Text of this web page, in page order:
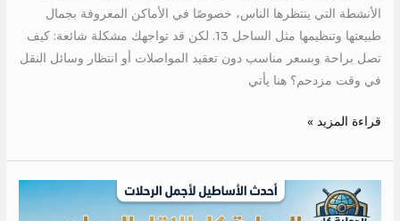
الأنشطة التي ينتظرها الناس، خصوصًا في الأماكن المعروفة بجمال
طبيعتها وتنظيمها مثل الساحل 13. لكن قد تواجهك مشكلة شائعة: كيف
تصل براحة وبسعر مناسب دون تعقيد المواصلات أو انتظار وسائل النقل
في وقت مزدحم؟ هنا يأتي
قراءة المزيد »
تاجير
عربيه